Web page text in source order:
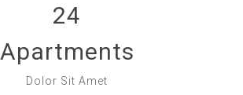
24
Apartments
Dolor Sit Amet